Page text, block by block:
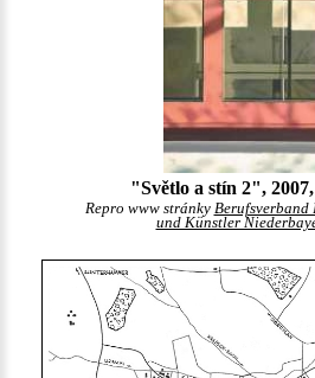
"Světlo a stín 2",
Repro www stránky Berufsverband
und Künstler